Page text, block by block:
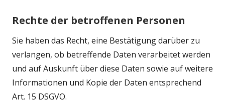
Rechte der betroffenen Personen
Sie haben das Recht, eine Bestätigung darüber zu
verlangen, ob betreffende Daten verarbeitet werden
und auf Auskunft über diese Daten sowie auf weitere
Informationen und Kopie der Daten entsprechend
Art. 15 DSGVO.